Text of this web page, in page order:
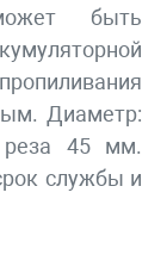
быть
Диаметр:
реза 45 мм.
службы и